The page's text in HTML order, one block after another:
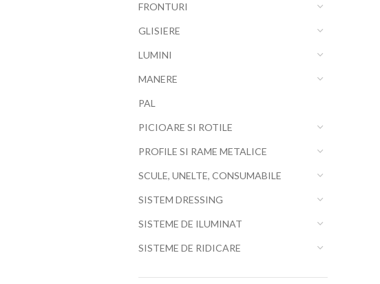
FRONTURI
GLISIERE
LUMINI
MANERE
PAL
PICIOARE SI ROTILE
PROFILE SI RAME METALICE
SCULE, UNELTE, CONSUMABILE
SISTEM DRESSING
SISTEME DE ILUMINAT
SISTEME DE RIDICARE